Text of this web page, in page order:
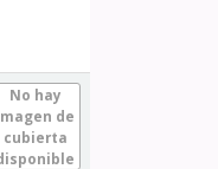
No hay
de
cubierta